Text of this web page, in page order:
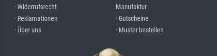
· Widerrufsrecht
· Reklamationen
· Über uns
Manufaktur
· Gutscheine
· Muster bestellen